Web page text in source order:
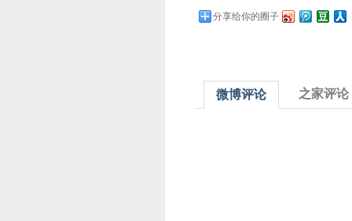
分享给你的圈子
微博评论 之家评论